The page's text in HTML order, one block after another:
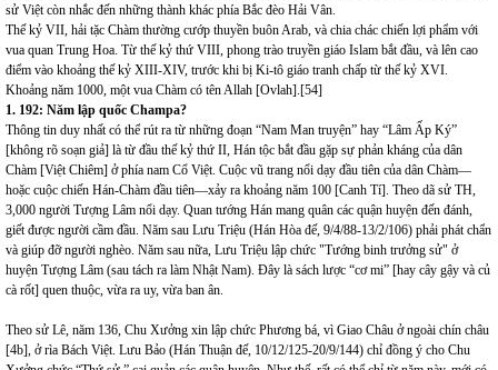
sử Việt còn nhắc đến những thành khác phía Bắc đèo Hải Vân.
Thế kỷ VII, hải tặc Chàm thường cướp thuyền buôn Arab, và chia chác chiến lợi phẩm với
vua quan Trung Hoa. Từ thế kỷ thứ VIII, phong trào truyền giáo Islam bắt đầu, và lên cao
điểm vào khoảng thế kỷ XIII-XIV, trước khi bị Ki-tô giáo tranh chấp từ thế kỷ XVI.
Khoảng năm 1000, một vua Chàm có tên Allah [Ovlah].[54]
1. 192: Năm lập quốc Champa?
Thông tin duy nhất có thể rút ra từ những đoạn “Nam Man truyện” hay “Lâm Ấp Ký”
[không rõ soạn giả] là từ đầu thế kỷ thứ II, Hán tộc bắt đầu gặp sự phản kháng của dân
Chàm [Việt Chiêm] ở phía nam Cổ Việt. Cuộc vũ trang nổi dạy đầu tiên của dân Chàm—
hoặc cuộc chiến Hán-Chàm đầu tiên—xảy ra khoảng năm 100 [Canh Tí]. Theo dã sử TH,
3,000 người Tượng Lâm nổi dạy. Quan tướng Hán mang quân các quận huyện đến đánh,
giết được người cầm đầu. Năm sau Lưu Triệu (Hán Hòa đế, 9/4/88-13/2/106) phải phát chẩn
và giúp đỡ người nghèo. Năm sau nữa, Lưu Triệu lập chức "Tướng binh trưởng sử" ở
huyện Tượng Lâm (sau tách ra làm Nhật Nam). Đây là sách lược “cơ mi” [hay cây gậy và củ
cà rốt] quen thuộc, vừa ra uy, vừa ban ân.
Theo sử Lê, năm 136, Chu Xưởng xin lập chức Phương bá, vì Giao Châu ở ngoài chín châu
[4b], ở rìa Bách Việt. Lưu Bảo (Hán Thuận đế, 10/12/125-20/9/144) chỉ đồng ý cho Chu